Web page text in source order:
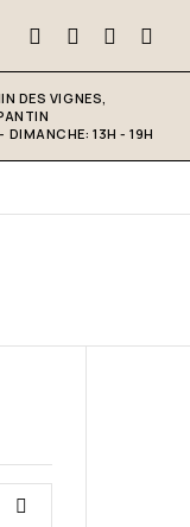
DES VIGNES,
DIMANCHE: 13H - 19H